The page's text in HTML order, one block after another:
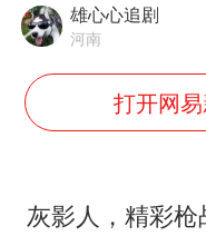
雄心心追剧
河南
打开网
灰影人，精彩枪